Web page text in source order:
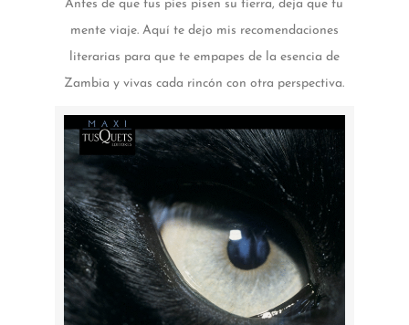
Antes de que tus pies pisen su tierra, deja que tu
mente viaje. Aquí te dejo mis recomendaciones
literarias para que te empapes de la esencia de
Zambia y vivas cada rincón con otra perspectiva.